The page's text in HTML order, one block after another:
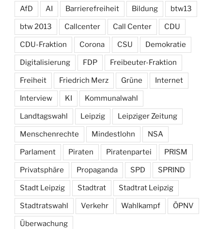
AfD AI Barrierefreiheit Bildung btw13
btw 2013 Callcenter Call Center CDU
CDU-Fraktion Corona CSU Demokratie
Digitalisierung FDP Freibeuter-Fraktion
Freiheit Friedrich Merz Grüne Internet
Interview KI Kommunalwahl
Landtagswahl Leipzig Leipziger Zeitung
Menschenrechte Mindestlohn NSA
Parlament Piraten Piratenpartei PRISM
Privatsphäre Propaganda SPD SPRIND
Stadt Leipzig Stadtrat Stadtrat Leipzig
Stadtratswahl Verkehr Wahlkampf ÖPNV
Überwachung